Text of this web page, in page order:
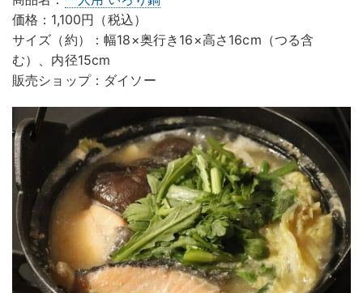
価格：1,100円（税込）
サイズ（約）：幅18×奥行き16×高さ16cm（つる含
む）、内径15cm
販売ショップ：ダイソー